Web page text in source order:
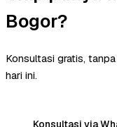
Bogor?
Konsultasi gratis,
hari ini.
Konsultasi via